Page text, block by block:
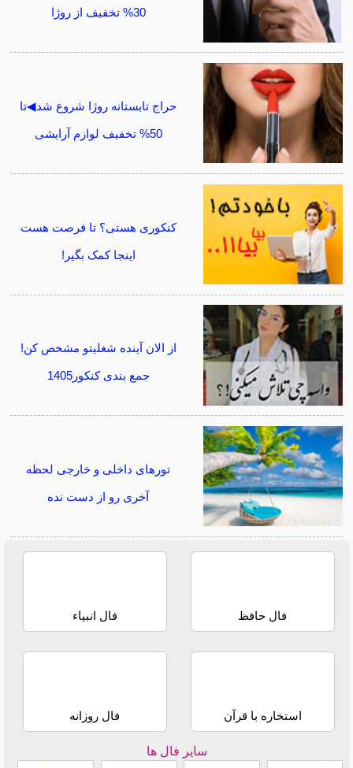
30% تخفیف از روژا
حراج تابستانه روژا شروع شد◀تا
50% تخفیف لوازم آرایشی
کنکوری هستی؟ تا فرصت هست
اینجا کمک بگیر!
از الان آینده شغلیتو مشخص کن!
جمع بندی کنکور1405
تورهای داخلی و خارجی لحظه
آخری رو از دست نده
فال حافظ فال انبیاء
استخاره با قرآن فال روزانه
سایر فال ها